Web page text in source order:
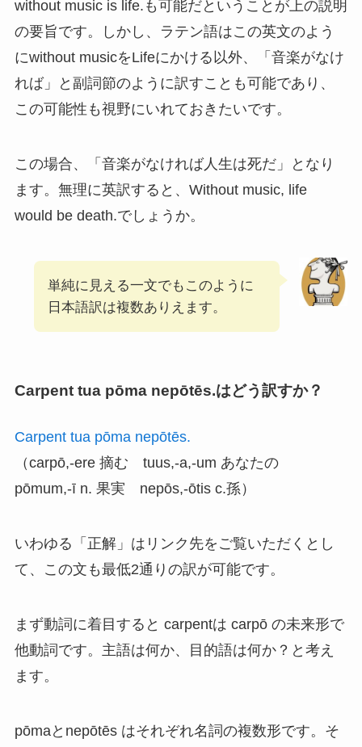
without music is life.も可能だということが上の説明
の要旨です。しかし、ラテン語はこの英文のよう
にwithout musicをLifeにかける以外、「音楽がなけ
れば」と副詞節のように訳すことも可能であり、
この可能性も視野にいれておきたいです。
この場合、「音楽がなければ人生は死だ」となり
ます。無理に英訳すると、Without music, life
would be death.でしょうか。
単純に見える一文でもこのように
日本語訳は複数ありえます。
Carpent tua pōma nepōtēs.はどう訳すか？
Carpent tua pōma nepōtēs.
（carpō,-ere 摘む tuus,-a,-um あなたの
pōmum,-ī n. 果実 nepōs,-ōtis c.孫）
いわゆる「正解」はリンク先をご覧いただくとし
て、この文も最低2通りの訳が可能です。
まず動詞に着目すると carpentは carpō の未来形で
他動詞です。主語は何か、目的語は何か？と考え
ます。
pōmaとnepōtēs はそれぞれ名詞の複数形です。そ